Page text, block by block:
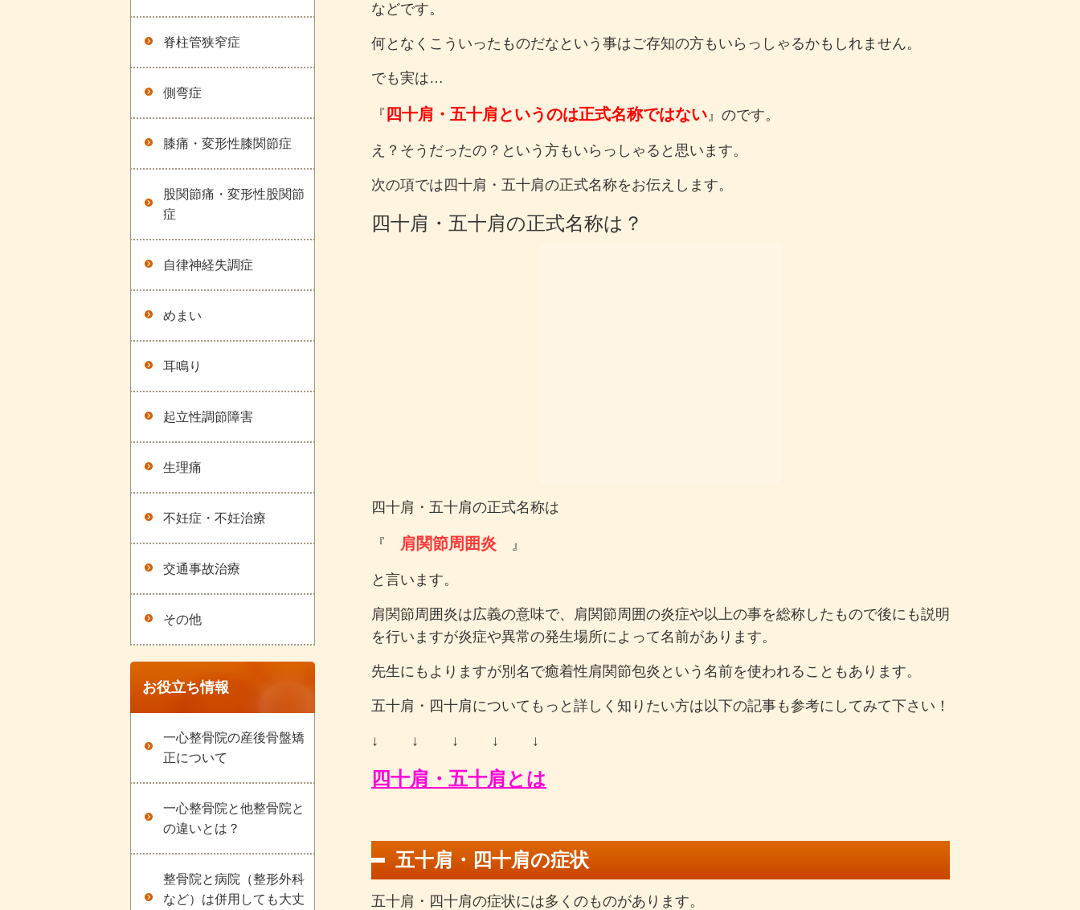
などです。
何となくこういったものだなという事はご存知の方もいらっしゃるかもしれません。
でも実は…
『 四十肩・五十肩というのは正式名称ではない』のです。
え？そうだったの？という方もいらっしゃると思います。
次の項では四十肩・五十肩の正式名称をお伝えします。
四十肩・五十肩の正式名称は？
四十肩・五十肩の正式名称は
『 肩関節周囲炎 』
と言います。
肩関節周囲炎は広義の意味で、肩関節周囲の炎症や以上の事を総称したもので後にも説明
を行いますが炎症や異常の発生場所によって名前があります。
先生にもよりますが別名で癒着性肩関節包炎という名前を使われることもあります。
五十肩・四十肩についてもっと詳しく知りたい方は以下の記事も参考にしてみて下さい！
↓ ↓ ↓ ↓ ↓
四十肩・五十肩とは
五十肩・四十肩の症状
五十肩・四十肩の症状には多くのものがあります。
脊柱管狭窄症
側弯症
膝痛・変形性膝関節症
股関節痛・変形性股関節
症
自律神経失調症
めまい
耳鳴り
起立性調節障害
生理痛
不妊症・不妊治療
交通事故治療
その他
お役立ち情報
一心整骨院の産後骨盤矯
正について
一心整骨院と他整骨院と
の違いとは？
整骨院と病院（整形外科
など）は併用しても大丈